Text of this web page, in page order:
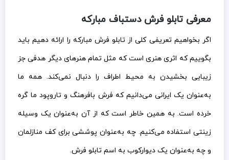
معرفی تابلو فرش دستباف مبارکه
اگر بخواهیم تعریفی کلی از تابلو فرش مبارکه را ارائه دهیم باید
بگوییم که اثری هنری است که مثل تمام هنرهای دیگر هدفی جز
زیبایی بخشیدن به محیط اطراف را دنبال نمی‌کند. همه ما
به‌عنوان یک ایرانی می‌دانیم که فرش بافرهنگ و تاروپود ما گره
خرده است. به همین خاطر است که از آن به‌عنوان یک وسیله
زینتی استفاده می‌کنیم. چه به‌عنوان پوششی برای کف منازلمان
و چه به‌عنوان یک دیوارکوب به اسم تابلو فرش.